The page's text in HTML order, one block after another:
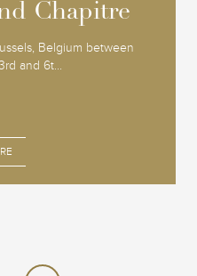
Chapitre
Belgium between
and 6t...
Chapitre